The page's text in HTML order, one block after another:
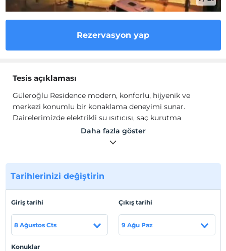
Rezervasyon yap
Tesis açıklaması
Güleroğlu Residence modern, konforlu, hijyenik ve
merkezi konumlu bir konaklama deneyimi sunar.
Dairelerimizde elektrikli su ısıtıcısı, saç kurutma
makinesi / buzdolabı, ücretsiz banyo malzemeleri, ütü,
bulunur.
Tesis lokasyon bilgileri
İstasyonu, otobüs durağı ve otoban çıkışında olması
avantajıyla Adnan Menderes Havaalanı’na yakın
mesafede olup sizlere konum avantajı sağlamaktadır.
Daha fazla göster
Tarihlerinizi değiştirin
Giriş tarihi
8 Ağustos Cts
Çıkış tarihi
9 Ağu Paz
Konuklar